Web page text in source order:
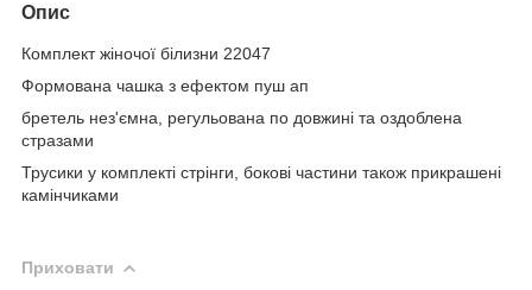
Опис
Комплект жіночої білизни 22047
Формована чашка з ефектом пуш ап
бретель нез'ємна, регульована по довжині та оздоблена
стразами
Трусики у комплекті стрінги, бокові частини також прикрашені
камінчиками
Приховати